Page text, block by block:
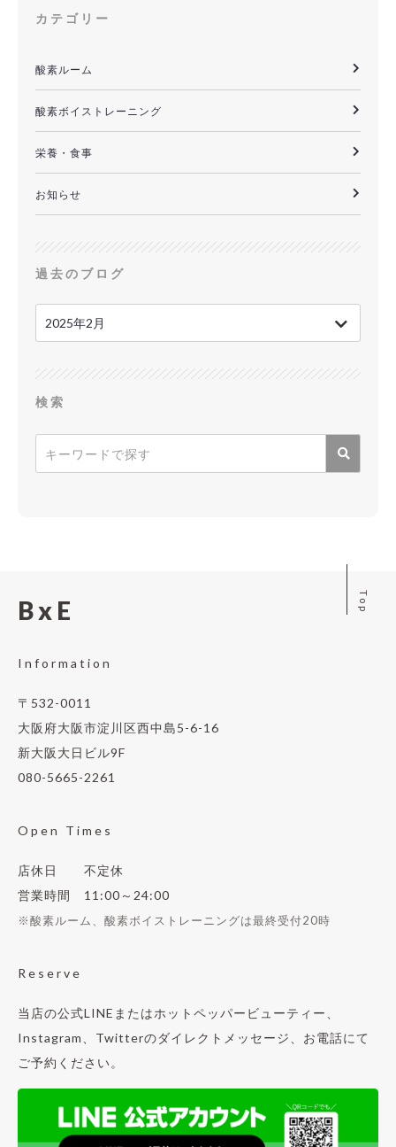
カテゴリー
お知らせ
栄養・食事
酸素ボイストレーニング
酸素ルーム
過去のブログ
検索
Top
BxE
Information
〒532-0011
大阪府大阪市淀川区西中島5-6-16
新大阪大日ビル9F
080-5665-2261
Open Times
店休日 不定休
営業時間 11:00～24:00
※酸素ルーム、酸素ボイストレーニングは最終受付20時
Reserve
当店の公式LINEまたはホットペッパービューティー、
Instagram、Twitterのダイレクトメッセージ、お電話にて
ご予約ください。